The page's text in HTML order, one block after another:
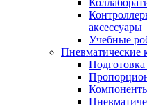
аксессуары
Учебные
Пневматические
Подготовка